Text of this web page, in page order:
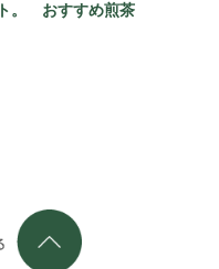
。 おすすめ煎茶